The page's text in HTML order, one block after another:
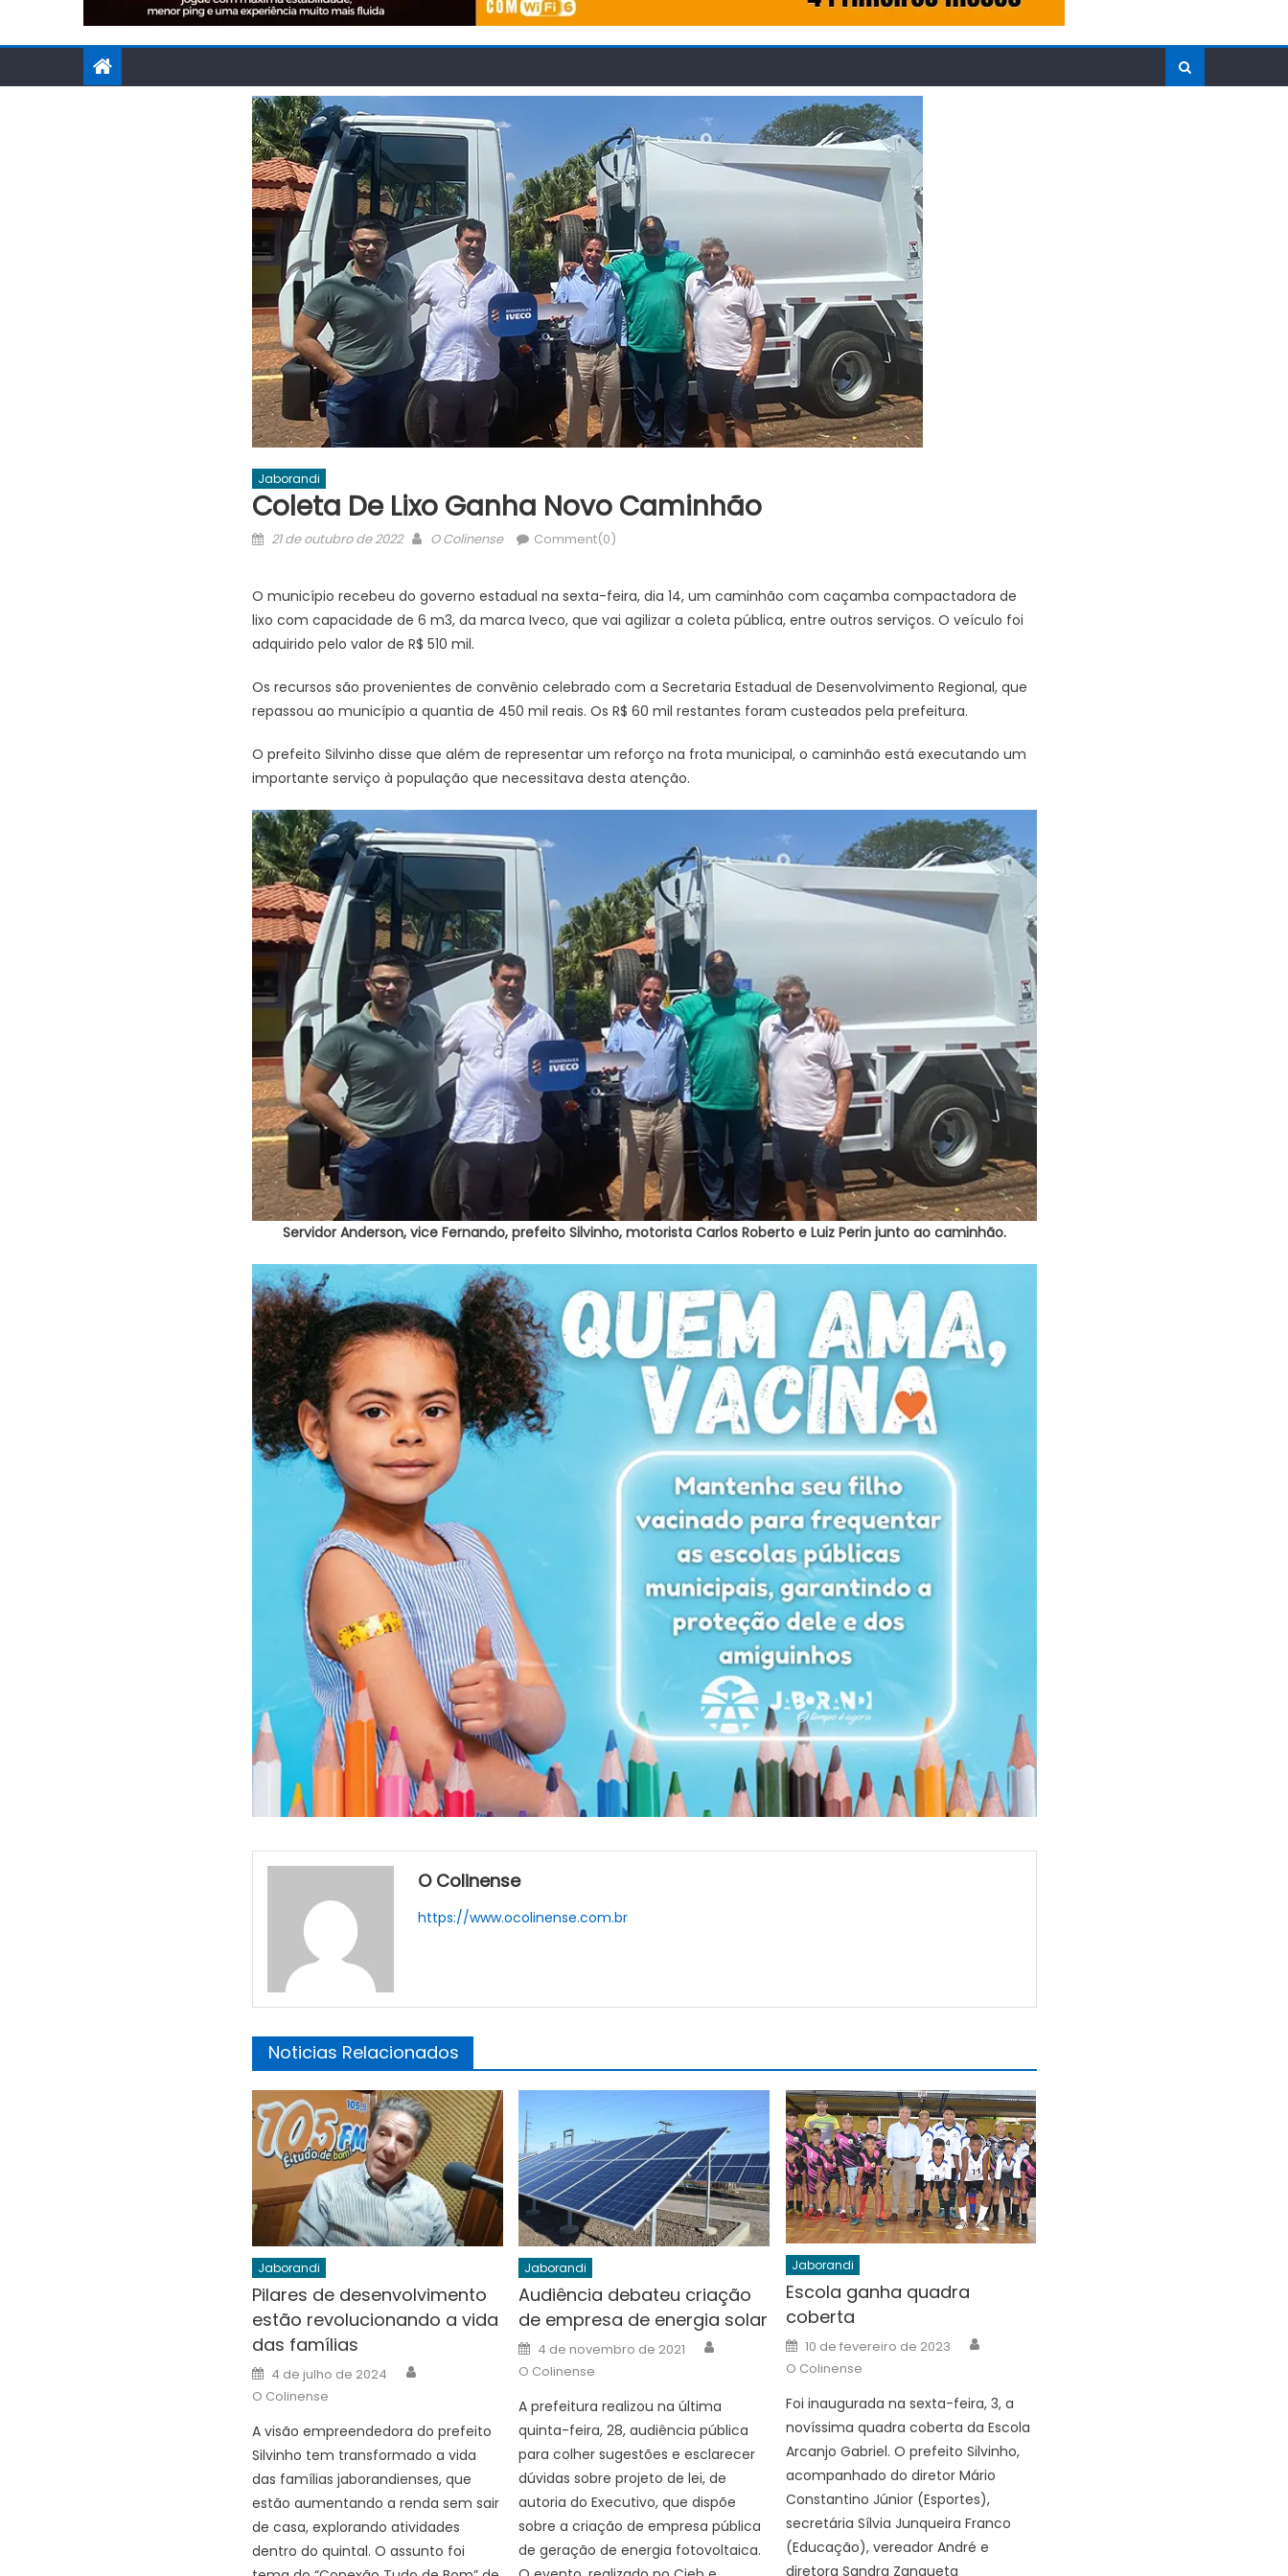
Jaborandi
Coleta De Lixo Ganha Novo Caminhão
Posted
21 de outubro de 2022 Author
O Colinense Comment(0)
O município recebeu do governo estadual na sexta-feira, dia 14, um caminhão com caçamba compactadora de
lixo com capacidade de 6 m3, da marca Iveco, que vai agilizar a coleta pública, entre outros serviços. O veículo foi
adquirido pelo valor de R$ 510 mil.
Os recursos são provenientes de convênio celebrado com a Secretaria Estadual de Desenvolvimento Regional, que
repassou ao município a quantia de 450 mil reais. Os R$ 60 mil restantes foram custeados pela prefeitura.
O prefeito Silvinho disse que além de representar um reforço na frota municipal, o caminhão está executando um
importante serviço à população que necessitava desta atenção.
Servidor Anderson, vice Fernando, prefeito Silvinho, motorista Carlos Roberto e Luiz Perin junto ao caminhão.
O Colinense
https://www.ocolinense.com.br
Noticias Relacionados
Jaborandi
Pilares de desenvolvimento
estão revolucionando a vida
das famílias
Posted
on
4 de julho de 2024
O Colinense
A visão empreendedora do prefeito
Silvinho tem transformado a vida
das famílias jaborandienses, que
estão aumentando a renda sem sair
de casa, explorando atividades
dentro do quintal. O assunto foi
Jaborandi
Audiência debateu criação
de empresa de energia solar
Posted
on
4 de novembro de 2021
O Colinense
A prefeitura realizou na última
quinta-feira, 28, audiência pública
para colher sugestões e esclarecer
dúvidas sobre projeto de lei, de
autoria do Executivo, que dispõe
sobre a criação de empresa pública
de geração de energia fotovoltaica.
Jaborandi
Escola ganha quadra
coberta
Posted
on
10 de fevereiro de 2023
O Colinense
Foi inaugurada na sexta-feira, 3, a
novíssima quadra coberta da Escola
Arcanjo Gabriel. O prefeito Silvinho,
acompanhado do diretor Mário
Constantino Júnior (Esportes),
secretária Sílvia Junqueira Franco
(Educação), vereador André e
diretora Sandra Zanqueta